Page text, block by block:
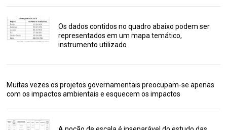
Os dados contidos no quadro abaixo podem ser
representados em um mapa temático,
instrumento utilizado
Muitas vezes os projetos governamentais preocupam-se apenas
com os impactos ambientais e esquecem os impactos